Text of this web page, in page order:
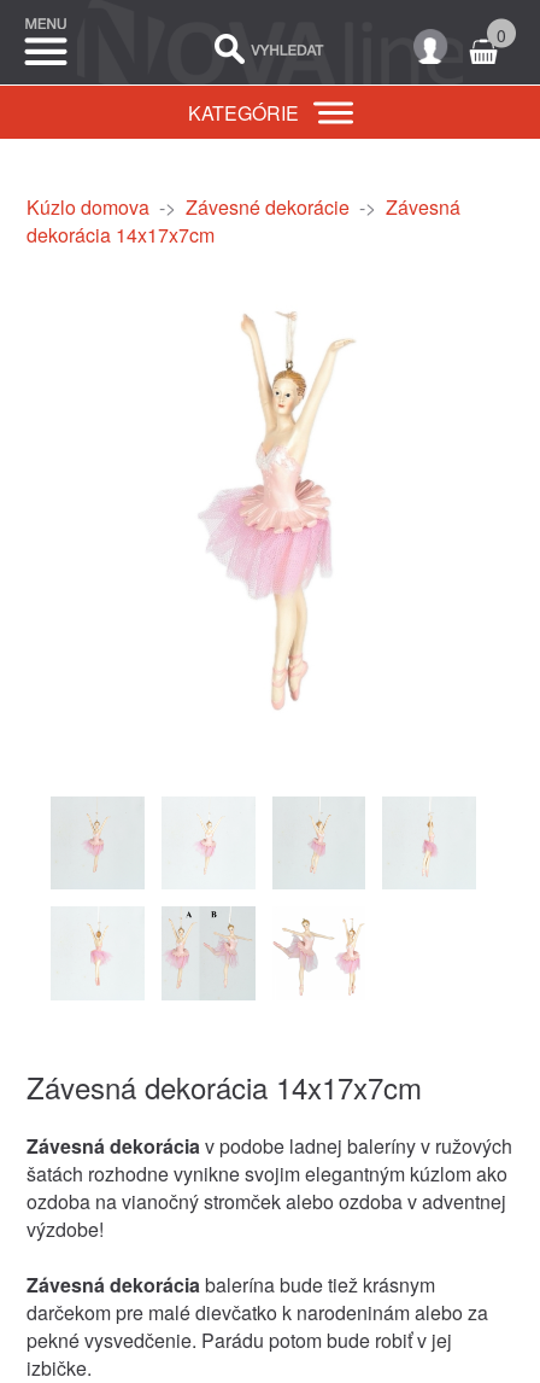
0
KATEGÓRIE
Kúzlo domova-> Závesné dekorácie-> Závesná
dekorácia 14x17x7cm
Závesná dekorácia 14x17x7cm
Závesná dekoráciav podobe ladnej baleríny v ružových
šatách rozhodne vynikne svojim elegantným kúzlom ako
ozdoba na vianočný stromček alebo ozdoba v adventnej
výzdobe!
Závesná dekoráciabalerína bude tiež krásnym
darčekom pre malé dievčatko k narodeninám alebo za
pekné vysvedčenie. Parádu potom bude robiť v jej
izbičke.